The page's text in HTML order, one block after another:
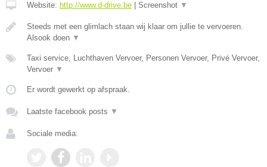
Website: http://www.d-drive.be Screenshot ▼
Steeds met een glimlach staan wij klaar om jullie te vervoeren.
Alsook doen ▼
Taxi service, Luchthaven Vervoer, Personen Vervoer, Privé Vervoer,
Vervoer ▼
Er wordt gewerkt op afspraak.
Laatste facebook posts ▼
Sociale media: